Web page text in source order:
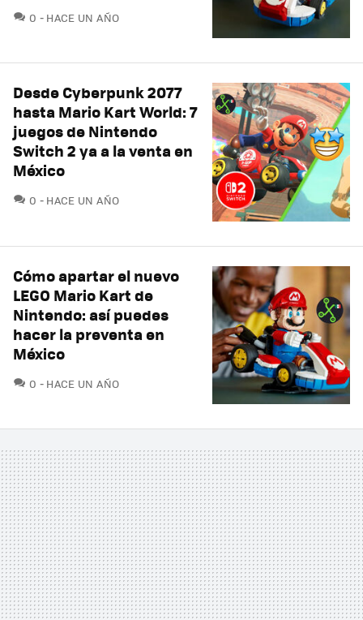
0 COMENTARIOS
HACE UN AÑO
Desde Cyberpunk 2077
hasta Mario Kart World: 7
juegos de Nintendo
Switch 2 ya a la venta en
México
0 COMENTARIOS
HACE UN AÑO
Cómo apartar el nuevo
LEGO Mario Kart de
Nintendo: así puedes
hacer la preventa en
México
0 COMENTARIOS
HACE UN AÑO